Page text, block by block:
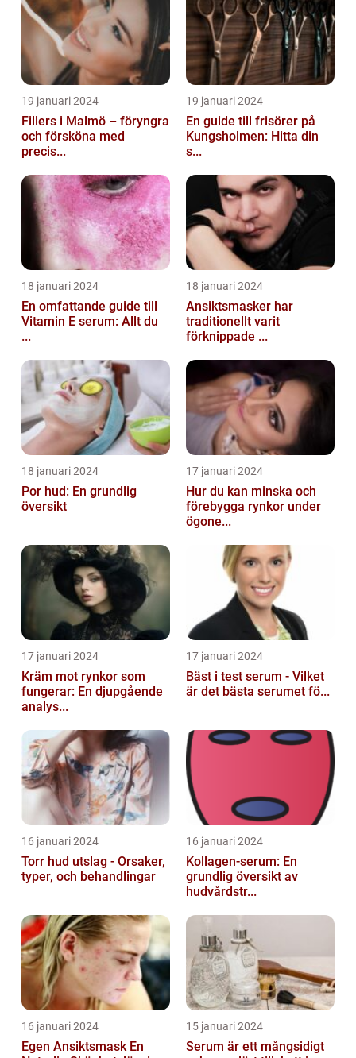
19 januari 2024
Fillers i Malmö – föryngra
och försköna med
precis...
19 januari 2024
En guide till frisörer på
Kungsholmen: Hitta din
s...
18 januari 2024
En omfattande guide till
Vitamin E serum: Allt du
...
18 januari 2024
Ansiktsmasker har
traditionellt varit
förknippade ...
18 januari 2024
Por hud: En grundlig
översikt
17 januari 2024
Hur du kan minska och
förebygga rynkor under
ögone...
17 januari 2024
Kräm mot rynkor som
fungerar: En djupgående
analys...
17 januari 2024
Bäst i test serum - Vilket
är det bästa serumet fö...
16 januari 2024
Torr hud utslag - Orsaker,
typer, och behandlingar
16 januari 2024
Kollagen-serum: En
grundlig översikt av
hudvårdstr...
16 januari 2024
Egen Ansiktsmask En
15 januari 2024
Serum är ett mångsidigt